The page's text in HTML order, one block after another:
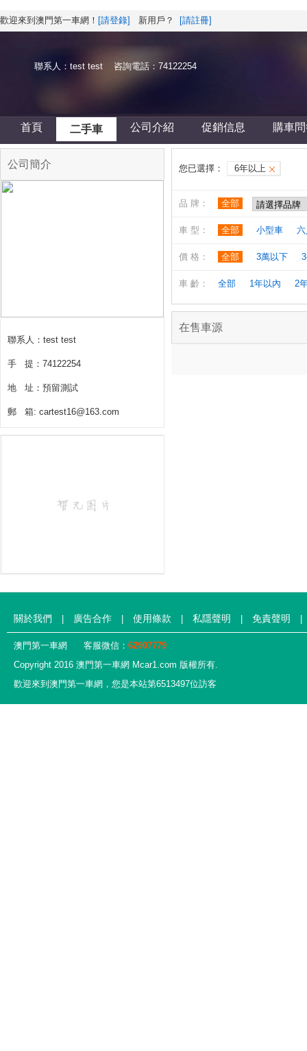
歡迎來到澳門第一車網！ [請登錄] 新用戶？ [請註冊]
聯系人：test test 咨詢電話：74122254
首頁 二手車 公司介紹 促銷信息 購車
公司簡介
聯系人：test test
手 提：74122254
地 址：預留測試
郵 箱: cartest16@163.com
您已選擇： 6年以上
品 牌： 全部
車 型： 全部 小型車
價 格： 全部 3萬以下
車 齡： 全部 1年以內 2
在售車源
關於我們 廣告合作 使用條款 私隱聲明 免責聲明
澳門第一車網 客服微信： 62907779
Copyright 2016 澳門第一車網 Mcar1.com 版權所有.
歡迎來到澳門第一車網，您是本站第6513497位訪客